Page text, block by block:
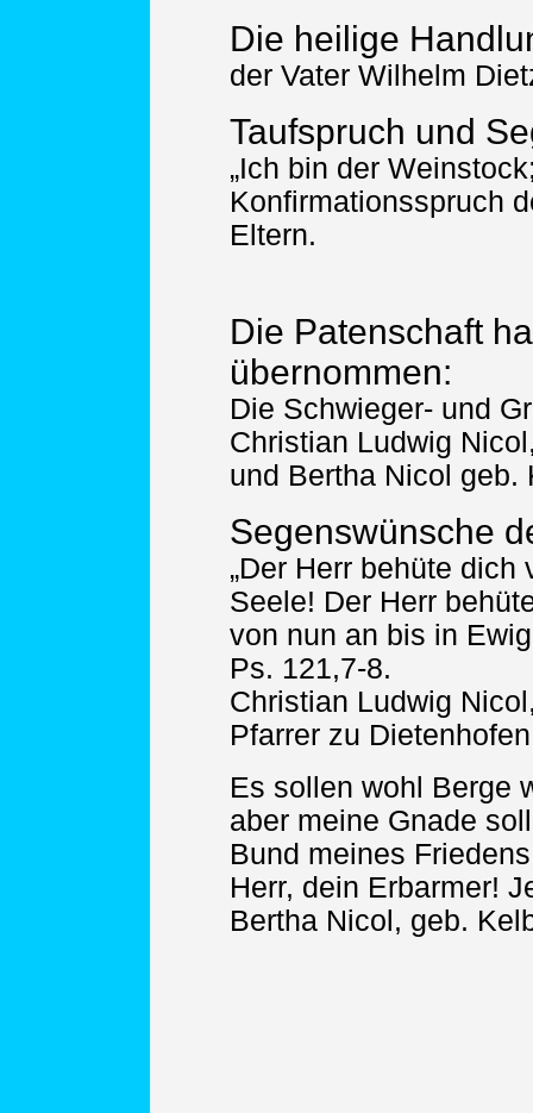
Die heilige
der Vater Wilhelm
Taufspruch und
„Ich bin der
Konfirmationsspruch
Eltern.
Die Patenschaft
übernommen:
Die Schwieger- und
Christian Ludwig
und Bertha Nicol geb.
Segenswünsche
„Der Herr behüte
Seele! Der Herr
von nun an bis in
Ps. 121,7-8.
Christian Ludwig
Pfarrer zu
Es sollen wohl Berge
aber meine Gnade
Bund meines
Herr, dein Erbarmer!
Bertha Nicol, geb.